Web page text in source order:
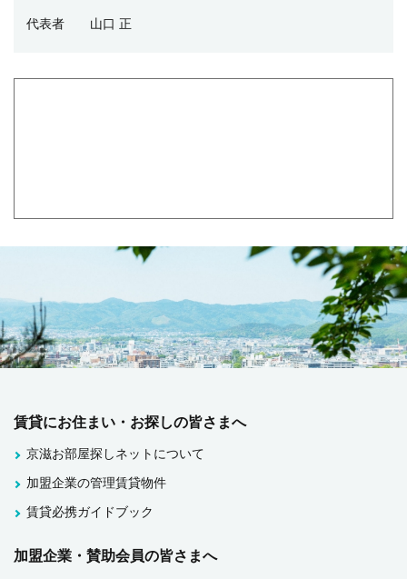
代表者 山口 正
賃貸にお住まい・お探しの皆さまへ
京滋お部屋探しネットについて
加盟企業の管理賃貸物件
賃貸必携ガイドブック
加盟企業・賛助会員の皆さまへ